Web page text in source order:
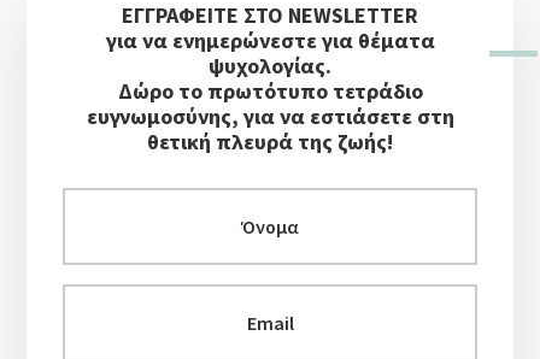
ΠλευρικήΕΓΓΡΑΦΕΙΤΕ ΣΤΟ NEWSLETTER
για να ενημερώνεστε για θέματα
ψυχολογίας.
Δώρο το πρωτότυπο τετράδιο
ευγνωμοσύνης, για να εστιάσετε στη
θετική πλευρά της ζωής!